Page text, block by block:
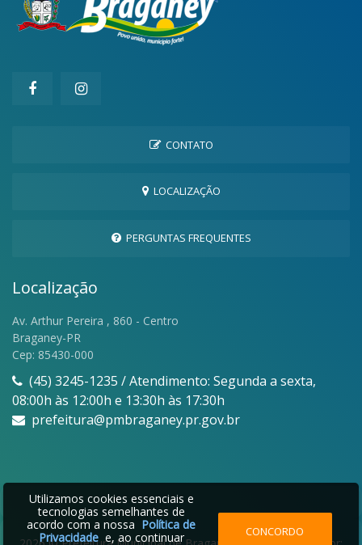
CONTATO
LOCALIZAÇÃO
PERGUNTAS FREQUENTES
Localização
Av. Arthur Pereira , 860 - Centro
Braganey-PR
Cep: 85430-000
(45) 3245-1235 / Atendimento: Segunda a sexta,
08:00h às 12:00h e 13:30h às 17:30h
prefeitura@pmbraganey.pr.gov.br
Utilizamos cookies essenciais e
tecnologias semelhantes de
acordo com a nossa Política de
Privacidadee, ao continuar
CONCORDO